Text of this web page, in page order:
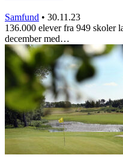
Samfund • 30.11.23
136.000 elever fra 949 skoler
december med…